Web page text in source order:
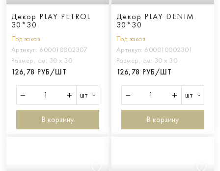
Декор PLAY PETROL
30*30
Под заказ
Артикул: 600010002307
Размер, см: 30 х 30
126,78 РУБ/ШТ
шт
В корзину
Декор PLAY DENIM
30*30
Под заказ
Артикул: 600010002301
Размер, см: 30 х 30
126,78 РУБ/ШТ
шт
В корзину